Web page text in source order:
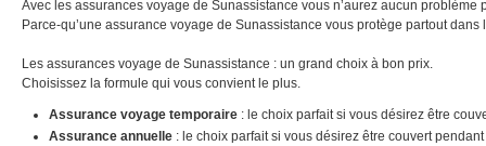
Avec les assurances voyage de Sunassistance vous n’aurez aucun problème
Parce-qu’une assurance voyage de Sunassistance vous protège partout dans
Les assurances voyage de Sunassistance : un grand choix à bon prix.
Choisissez la formule qui vous convient le plus.
Assurance voyage temporaire : le choix parfait si vous désirez être
Assurance annuelle : le choix parfait si vous désirez être couvert